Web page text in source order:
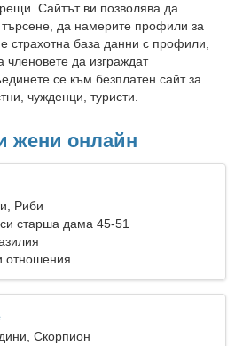
Сайтът ви позволява да
да намерите профили за
страхотна база данни с профили,
членовете да изграждат
се към безплатен сайт за
чужденци, туристи.
жени онлайн
Риби
старша дама 45-51
отношения
Скорпион